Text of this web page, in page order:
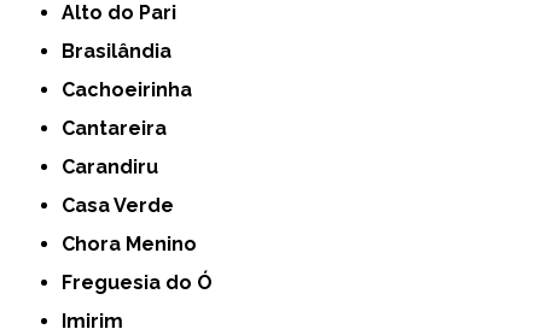
Alto do Pari
Brasilândia
Cachoeirinha
Cantareira
Carandiru
Casa Verde
Chora Menino
Freguesia do Ó
Imirim